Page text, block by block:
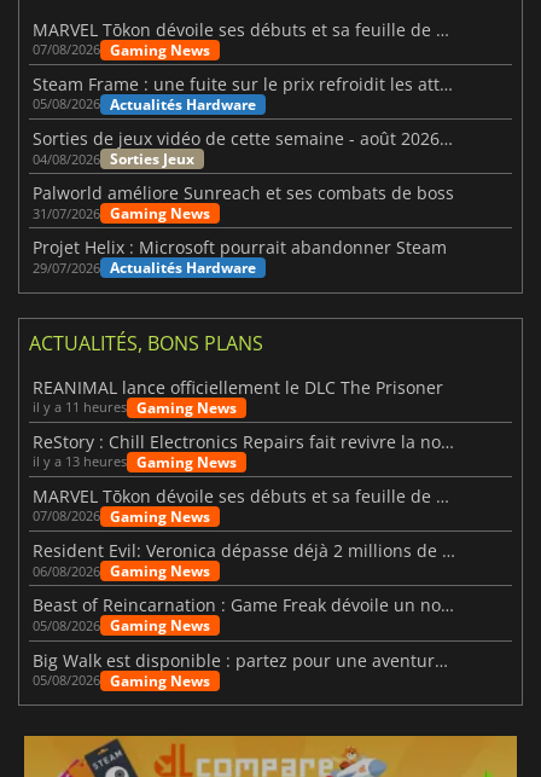
MARVEL Tōkon dévoile ses débuts et sa feuille de route
07/08/2026 Gaming News
Steam Frame : une fuite sur le prix refroidit les attentes VR
05/08/2026 Actualités Hardware
Sorties de jeux vidéo de cette semaine - août 2026 (semaine 32)
04/08/2026 Sorties Jeux
Palworld améliore Sunreach et ses combats de boss
31/07/2026 Gaming News
Projet Helix : Microsoft pourrait abandonner Steam
29/07/2026 Actualités Hardware
ACTUALITÉS, BONS PLANS
REANIMAL lance officiellement le DLC The Prisoner
il y a 11 heures Gaming News
ReStory : Chill Electronics Repairs fait revivre la nostalgie des années 2000
il y a 13 heures Gaming News
MARVEL Tōkon dévoile ses débuts et sa feuille de route
07/08/2026 Gaming News
Resident Evil: Veronica dépasse déjà 2 millions de wishlists
06/08/2026 Gaming News
Beast of Reincarnation : Game Freak dévoile un nouveau pari
05/08/2026 Gaming News
Big Walk est disponible : partez pour une aventure entre amis
05/08/2026 Gaming News